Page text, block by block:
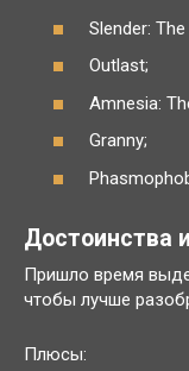
Slender:
Outlast;
Amnesia:
Granny;
Достоинства
Пришло время
чтобы лучше
Плюсы: